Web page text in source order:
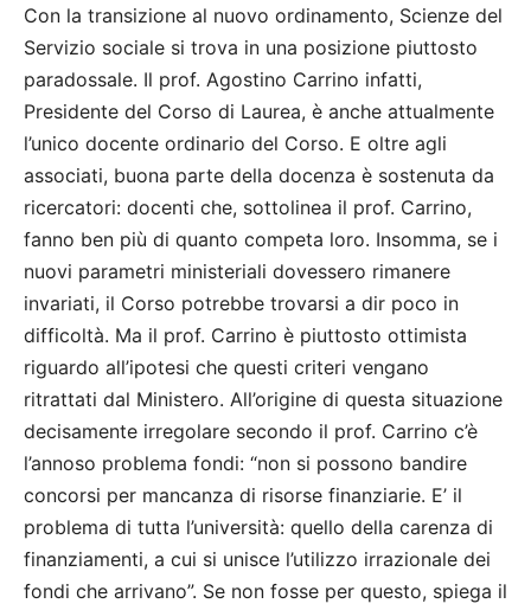
Con la transizione al nuovo ordinamento, Scienze del
Servizio sociale si trova in una posizione piuttosto
paradossale. Il prof. Agostino Carrino infatti,
Presidente del Corso di Laurea, è anche attualmente
l’unico docente ordinario del Corso. E oltre agli
associati, buona parte della docenza è sostenuta da
ricercatori: docenti che, sottolinea il prof. Carrino,
fanno ben più di quanto competa loro. Insomma, se i
nuovi parametri ministeriali dovessero rimanere
invariati, il Corso potrebbe trovarsi a dir poco in
difficoltà. Ma il prof. Carrino è piuttosto ottimista
riguardo all’ipotesi che questi criteri vengano
ritrattati dal Ministero. All’origine di questa situazione
decisamente irregolare secondo il prof. Carrino c’è
l’annoso problema fondi: “non si possono bandire
concorsi per mancanza di risorse finanziarie. E’ il
problema di tutta l’università: quello della carenza di
finanziamenti, a cui si unisce l’utilizzo irrazionale dei
fondi che arrivano”. Se non fosse per questo, spiega il